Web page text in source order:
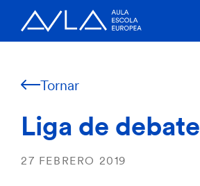
Tornar
Liga de debate
27 FEBRERO 2019